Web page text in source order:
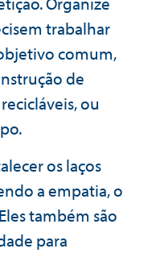
trabalhar
comum,
de
ou
os laços
a empatia, o
também são
para